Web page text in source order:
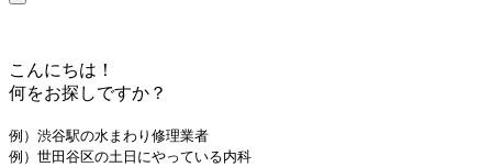
こんにちは！
何をお探しですか？
例）渋谷駅の水まわり修理業者
例）世田谷区の土日にやっている内科